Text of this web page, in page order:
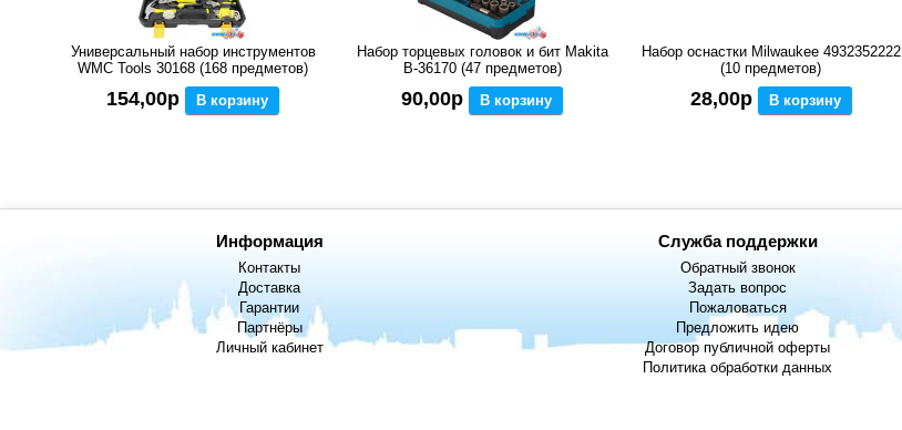
Универсальный набор инструментов
WMC Tools 30168 (168 предметов)
154,00р В корзину
Набор торцевых головок и бит Makita
B-36170 (47 предметов)
90,00р В корзину
Набор оснастки Milwaukee 4932352222
(10 предметов)
28,00р В корзину
Информация
Контакты
Доставка
Гарантии
Партнёры
Личный кабинет
Служба поддержки
Обратный звонок
Задать вопрос
Пожаловаться
Предложить идею
Договор публичной оферты
Политика обработки данных